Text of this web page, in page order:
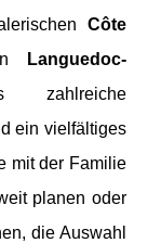
Côte
Languedoc-
zahlreiche
ein vielfältiges
mit der Familie
planen oder
die Auswahl